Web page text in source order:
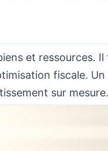
et ressources.
fiscale.
sur mesure.